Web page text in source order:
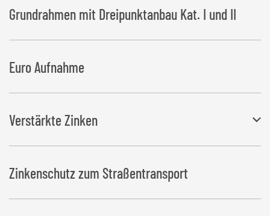
Grundrahmen mit Dreipunktanbau Kat. I und II
Euro Aufnahme
Verstärkte Zinken
Ø: 42 mm, Länge 1.100 mm
Zinkenschutz zum Straßentransport